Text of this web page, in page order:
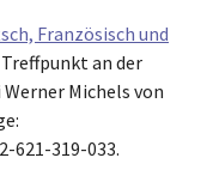
Französisch und
an der
Michels von
621-319-033.